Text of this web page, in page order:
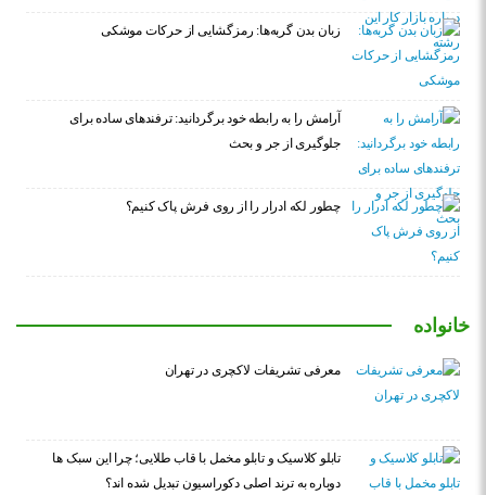
زبان بدن گربه‌ها: رمزگشایی از حرکات موشکی
آرامش را به رابطه خود برگردانید: ترفندهای ساده برای
جلوگیری از جر و بحث
چطور لکه ادرار را از روی فرش پاک کنیم؟
خانواده
معرفی تشریفات لاکچری در تهران
تابلو کلاسیک و تابلو مخمل با قاب طلایی؛ چرا این سبک ها
دوباره به ترند اصلی دکوراسیون تبدیل شده اند؟